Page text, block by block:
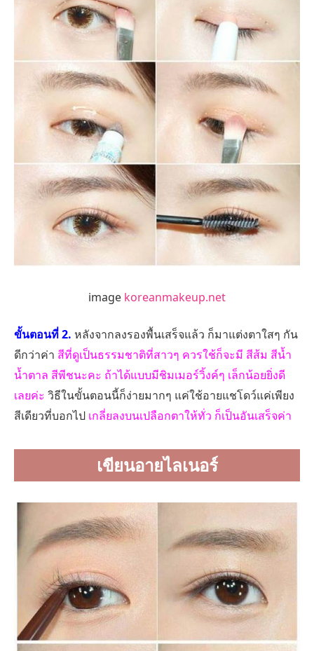
image koreanmakeup.net
ขั้นตอนที่ 2. หลังจากลงรองพื้นเสร็จแล้ว ก็มาแต่งตาใสๆ กัน
ดีกว่าค่า สีที่ดูเป็นธรรมชาติที่สาวๆ ควรใช้ก็จะมี สีส้ม สีน้ำ
น้ำตาล สีพีชนะคะ ถ้าได้แบบมีชิมเมอร์วิ้งค์ๆ เล็กน้อยยิ่งดี
เลยค่ะ วิธีในขั้นตอนนี้ก็ง่ายมากๆ แค่ใช้อายแชโดว์แค่เพียง
สีเดียวที่บอกไป เกลี่ยลงบนเปลือกตาให้ทั่ว ก็เป็นอันเสร็จค่า
เขียนอายไลเนอร์